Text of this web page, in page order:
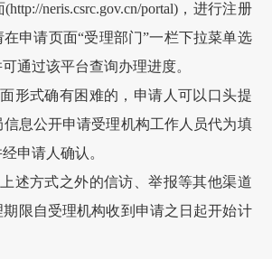
(http://neris.csrc.gov.cn/portal) ，进行注册
在申请页面“受理部门”一栏下拉菜单选
可通过该平台查询办理进度。
形式确有困难的，申请人可以口头提
信息公开申请受理机构工作人员代为填
申请人确认。
述方式之外的信访、举报等其他渠道
限自受理机构收到申请之日起开始计